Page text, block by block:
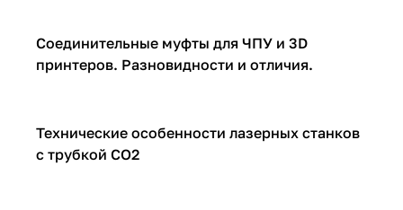
ЧПУ
Соединительные муфты для ЧПУ и 3D
принтеров. Разновидности и отличия.
ЧПУ
Технические особенности лазерных станков
с трубкой CO2